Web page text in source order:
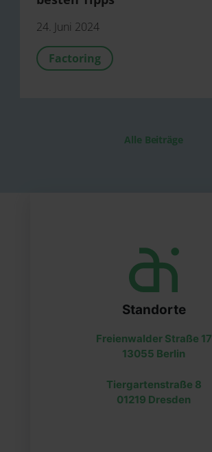
24. Juni 2024
Factoring
Alle Beiträge
Standorte
Freienwalder Straße 17
13055 Berlin
Tiergartenstraße 8
01219 Dresden